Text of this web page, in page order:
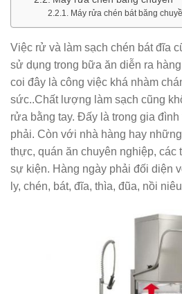
Máy rửa chén bát băng
Việc rử và làm sạch chén bát đĩa
sử dụng trong bữa ăn diễn ra
coi đây là công việc khá nhàm
sức..Chất lượng làm sạch cũng
rửa bằng tay. Đấy là trong gia
phải. Còn với nhà hàng hay
thực, quán ăn chuyên nghiệp, các
sự kiện. Hàng ngày phải đối diện
ly, chén, bát, đĩa, thìa, đũa, nồi